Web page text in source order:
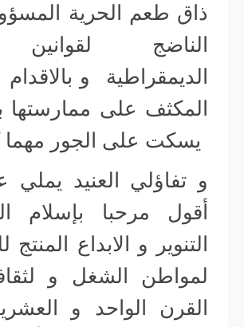
ذاق طعم الحرية
الناضج لقوانين
الديمقراطية و
المكثف على ممارستها
يسكت على الجور مهما
و تفاؤلي العنيد
أقول مرحبا بإسلام
التنوير و الابداع
لمواطن الشغل و
القرن الواحد و